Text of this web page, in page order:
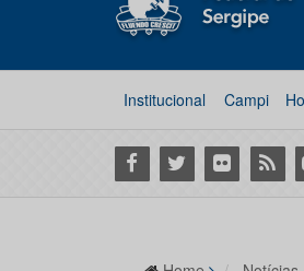
Institucional Campi
Facebook
Twitter Flickr RSS